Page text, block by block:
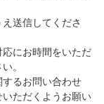
送信してくださ
にお時間をいただ
。
るお問い合わせ
ただくようお願い